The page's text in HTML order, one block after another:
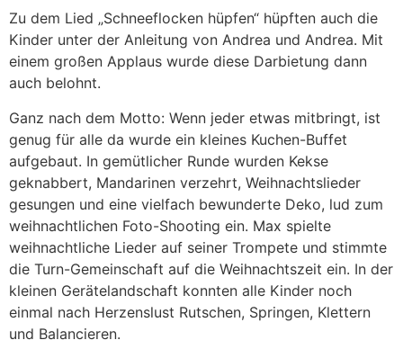
Zu dem Lied „Schneeflocken hüpfen“ hüpften auch die
Kinder unter der Anleitung von Andrea und Andrea. Mit
einem großen Applaus wurde diese Darbietung dann
auch belohnt.
Ganz nach dem Motto: Wenn jeder etwas mitbringt, ist
genug für alle da wurde ein kleines Kuchen-Buffet
aufgebaut. In gemütlicher Runde wurden Kekse
geknabbert, Mandarinen verzehrt, Weihnachtslieder
gesungen und eine vielfach bewunderte Deko, lud zum
weihnachtlichen Foto-Shooting ein. Max spielte
weihnachtliche Lieder auf seiner Trompete und stimmte
die Turn-Gemeinschaft auf die Weihnachtszeit ein. In der
kleinen Gerätelandschaft konnten alle Kinder noch
einmal nach Herzenslust Rutschen, Springen, Klettern
und Balancieren.